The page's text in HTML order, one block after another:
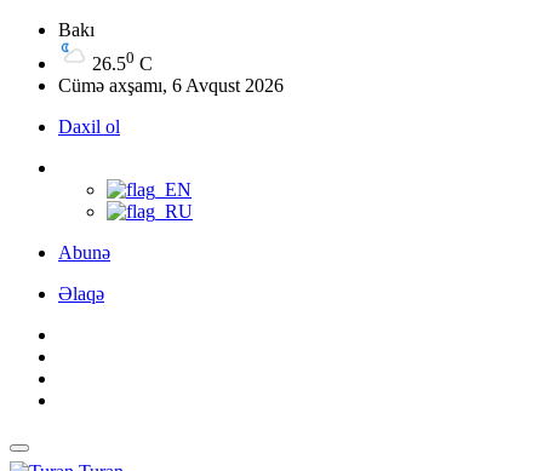
Bakı
26.50 C
Cümə axşamı, 6 Avqust 2026
Daxil ol
Abunə
Əlaqə